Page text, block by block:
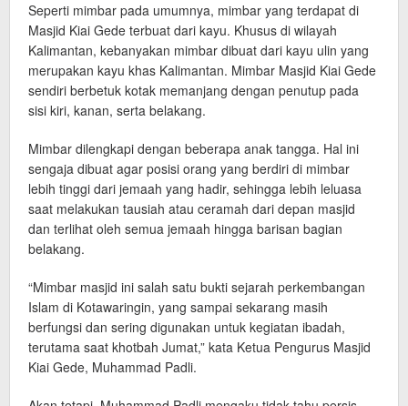
Seperti mimbar pada umumnya, mimbar yang terdapat di
Masjid Kiai Gede terbuat dari kayu. Khusus di wilayah
Kalimantan, kebanyakan mimbar dibuat dari kayu ulin yang
merupakan kayu khas Kalimantan. Mimbar Masjid Kiai Gede
sendiri berbetuk kotak memanjang dengan penutup pada
sisi kiri, kanan, serta belakang.
Mimbar dilengkapi dengan beberapa anak tangga. Hal ini
sengaja dibuat agar posisi orang yang berdiri di mimbar
lebih tinggi dari jemaah yang hadir, sehingga lebih leluasa
saat melakukan tausiah atau ceramah dari depan masjid
dan terlihat oleh semua jemaah hingga barisan bagian
belakang.
“Mimbar masjid ini salah satu bukti sejarah perkembangan
Islam di Kotawaringin, yang sampai sekarang masih
berfungsi dan sering digunakan untuk kegiatan ibadah,
terutama saat khotbah Jumat,” kata Ketua Pengurus Masjid
Kiai Gede, Muhammad Padli.